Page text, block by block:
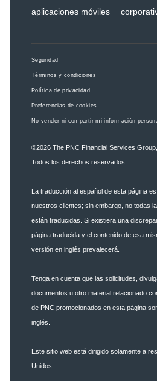
aplicaciones móviles
Seguridad
Términos y condiciones
Política de privacidad
Preferencias de cookies
No vender ni compartir mi información
©2026 The PNC Financial Services Group,
Todos los derechos reservados.
La traducción al español de esta página
nuestros clientes; sin embargo, no todas
están traducidas. Si existiera una
página traducida y el contenido de esa
versión en inglés prevalecerá.
Tenga en cuenta que las solicitudes,
documentos u otro material relacionado
de PNC promocionados en esta página
inglés.
Este sitio web está dirigido solamente a
Unidos.